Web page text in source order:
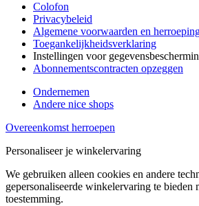
Colofon
Privacybeleid
Algemene voorwaarden en
Toegankelijkheidsverklaring
Instellingen voor
Abonnementscontracten opzeggen
Ondernemen
Andere nice shops
Overeenkomst herroepen
Personaliseer je winkelervaring
We gebruiken alleen cookies en andere
gepersonaliseerde winkelervaring te
toestemming.